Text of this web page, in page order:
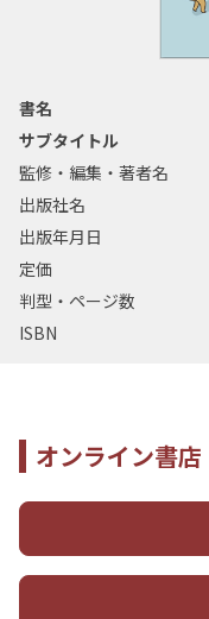
書名
サブタイトル
監修・編集・著者名
出版社名
出版年月日
定価
判型・ページ数
ISBN
オンライン書店